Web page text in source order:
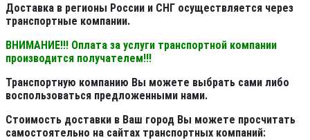
Доставка в регионы России и СНГ осуществляется через
транспортные компании.
ВНИМАНИЕ!!! Оплата за услуги транспортной компании
производится получателем!!!
Транспортную компанию Вы можете выбрать сами либо
воспользоваться предложенными нами.
Стоимость доставки в Ваш город Вы можете просчитать
самостоятельно на сайтах транспортных компаний: